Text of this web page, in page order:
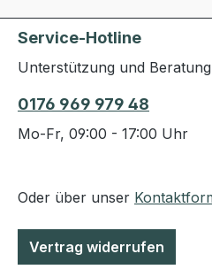
Service-Hotline
Unterstützung und
0176 969 979 48
Mo-Fr, 09:00 - 17:00 Uhr
Oder über unser
Vertrag widerrufen